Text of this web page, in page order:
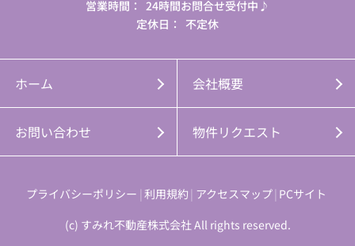
営業時間：
24時間お問合せ受付中♪
定休日：
不定休
ホーム 会社概要
お問い合わせ 物件リクエスト
プライバシーポリシー 利用規約 アクセスマップ PCサイト
(c) すみれ不動産株式会社 All rights reserved.